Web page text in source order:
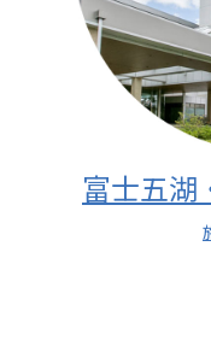
富士五湖